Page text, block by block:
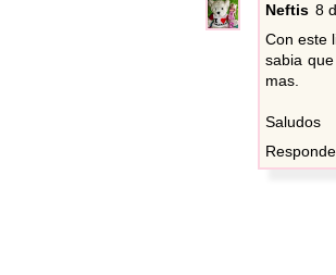
Neftis 8
Con este
sabia
mas.
Saludos